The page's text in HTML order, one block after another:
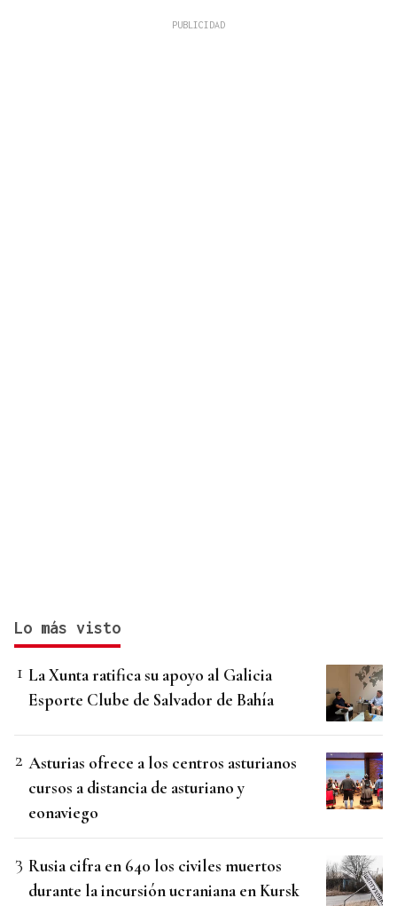
Lo más visto
La Xunta ratifica su apoyo al Galicia
Esporte Clube de Salvador de Bahía
Asturias ofrece a los centros asturianos
cursos a distancia de asturiano y
eonaviego
Rusia cifra en 640 los civiles muertos
durante la incursión ucraniana en Kursk